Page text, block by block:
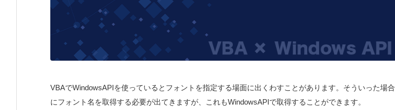
VBAでWindowsAPIを使っているとフォントを指定する場面に出くわすことがあります。そういった場合
にフォント名を取得する必要が出てきますが、これもWindowsAPIで取得することができます。